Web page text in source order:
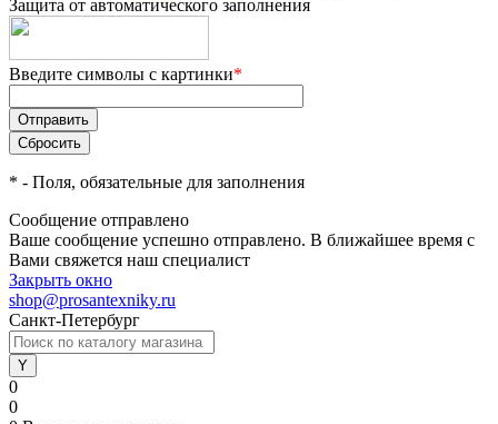
Защита от автоматического заполнения
Введите символы с картинки*
* - Поля, обязательные для заполнения
Сообщение отправлено
Ваше сообщение успешно отправлено. В ближайшее время с
Вами свяжется наш специалист
Закрыть окно
shop@prosantexniky.ru
Санкт-Петербург
0
0